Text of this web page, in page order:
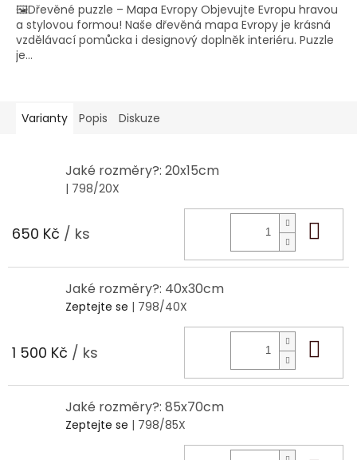
🖼️Dřevěné puzzle – Mapa Evropy Objevujte Evropu hravou
a stylovou formou! Naše dřevěná mapa Evropy je krásná
vzdělávací pomůcka i designový doplněk interiéru. Puzzle
je...
Varianty Popis Diskuze
Jaké rozměry?: 20x15cm
| 798/20X
650 Kč / ks
Jaké rozměry?: 40x30cm
Zeptejte se | 798/40X
1 500 Kč / ks
Jaké rozměry?: 85x70cm
Zeptejte se | 798/85X